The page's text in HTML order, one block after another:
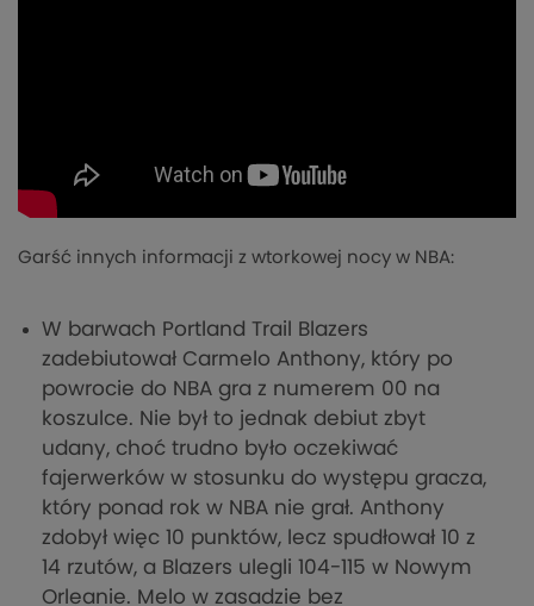
Garść innych informacji z wtorkowej nocy w NBA:
W barwach Portland Trail Blazers
zadebiutował Carmelo Anthony, który po
powrocie do NBA gra z numerem 00 na
koszulce. Nie był to jednak debiut zbyt
udany, choć trudno było oczekiwać
fajerwerków w stosunku do występu gracza,
który ponad rok w NBA nie grał. Anthony
zdobył więc 10 punktów, lecz spudłował 10 z
14 rzutów, a Blazers ulegli 104-115 w Nowym
Orleanie. Melo w zasadzie bez